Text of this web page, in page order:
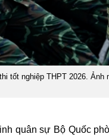
tốt nghiệp THPT 2026. Ảnh
quân sự Bộ Quốc